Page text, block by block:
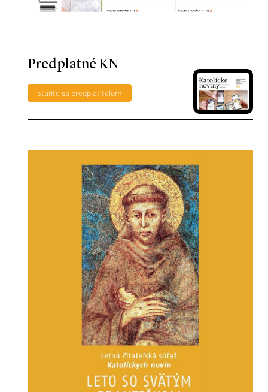
Predplatné KN
Staňte sa predplatiteľom